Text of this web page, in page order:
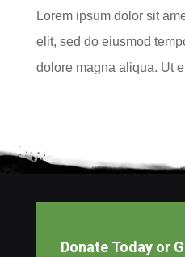
Lorem ipsum dolor sit
elit, sed do eiusmod
dolore magna aliqua. Ut
Donate Today or